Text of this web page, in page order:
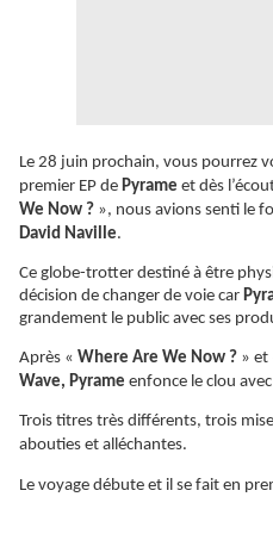
Le 28 juin prochain, vous pourrez
premier EP de Pyrame et dès
We Now ? », nous avions senti le
David Naville.
Ce globe-trotter destiné à être
décision de changer de voie car
grandement le public avec ses
Après « Where Are We Now ? » et
Wave, Pyrame enfonce le clou
Trois titres très différents, trois
abouties et alléchantes.
Le voyage débute et il se fait en